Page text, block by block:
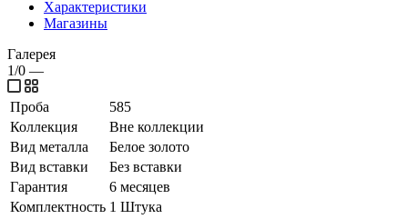
Характеристики
Магазины
Галерея
1/0 —
Проба
585
Коллекция
Вне коллекции
Вид металла
Белое золото
Вид вставки
Без вставки
Гарантия
6 месяцев
Комплектность 1 Штука